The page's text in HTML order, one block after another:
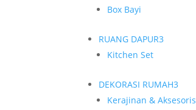
Box Bayi
RUANG DAPUR3
Kitchen Set
DEKORASI RUMAH3
Kerajinan & Aksesoris